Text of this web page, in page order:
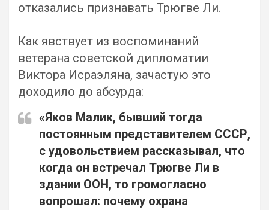
отказались признавать Трюгве Ли.
Как явствует из воспоминаний
ветерана советской дипломатии
Виктора Исраэляна, зачастую это
доходило до абсурда:
«Яков Малик, бывший тогда
постоянным представителем СССР,
c удовольствием рассказывал, что
когда он встречал Трюгве Ли в
здании ООН, то громогласно
вопрошал: почему охрана